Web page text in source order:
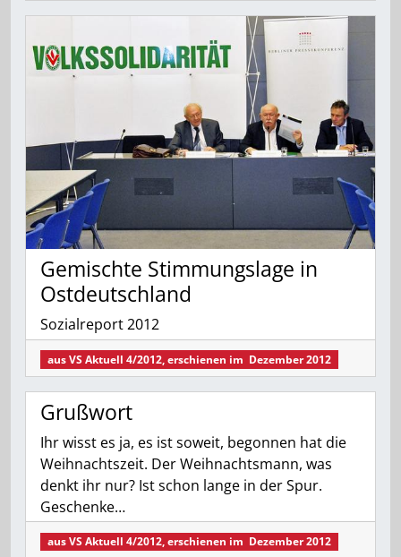
Gemischte Stimmungslage in
Ostdeutschland
Sozialreport 2012
ausVS Aktuell 4/2012, erschienen im Dezember 2012
Grußwort
Ihr wisst es ja, es ist soweit, begonnen hat die
Weihnachtszeit. Der Weihnachtsmann, was
denkt ihr nur? Ist schon lange in der Spur.
Geschenke…
ausVS Aktuell 4/2012, erschienen im Dezember 2012